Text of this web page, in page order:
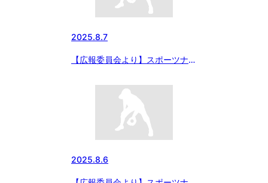
2025.8.7
【広報委員会より】スポーツナビ
ックカップ 第56回日本少年野球
選手権大会 小学部決勝、みごと
滋賀大津が初優勝
2025.8.6